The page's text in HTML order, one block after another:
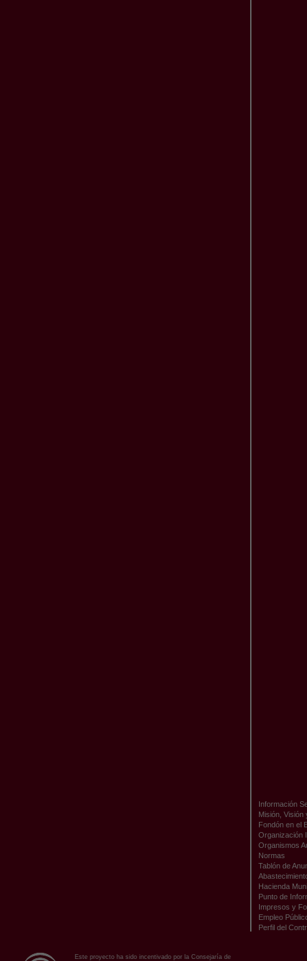
Información
Misión, Visión
Fondón en el
Organización
Organismos
Normas
Tablón de
Hacienda
Punto de
Impresos y
Empleo
Perfil del
Este proyecto ha sido incentivado por la Consejaría de